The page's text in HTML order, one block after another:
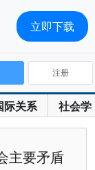
际关系 社会学
注册
主要矛盾
立即下载